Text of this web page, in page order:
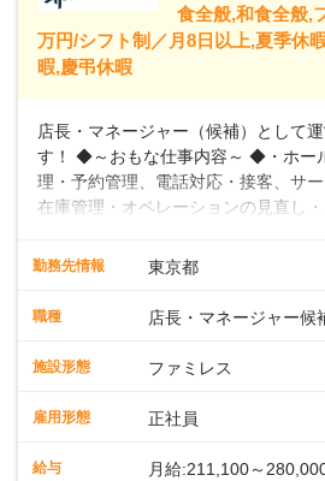
食全般,和食全般,
万円/シフト制／月8日以上,夏季休
暇,慶弔休暇
店長・マネージャー（候補）として
す！ ◆～おもな仕事内容～ ◆・ホー
理・予約管理、電話対応・接客、サー
在庫管理・オペレーションの見直し
入社後はスキルに合わせた業務からお
向上を目指すDX推進～ ◆すかいらー
スタッフの働きやすさをサポートして
や歩行数が約40%も削減されました！
なDX（デジタルトランスフォーメー
勤務先情報 東京都
職種 店長・マネージャー候
施設形態 ファミレス
雇用形態 正社員
給与 月給:211,100～